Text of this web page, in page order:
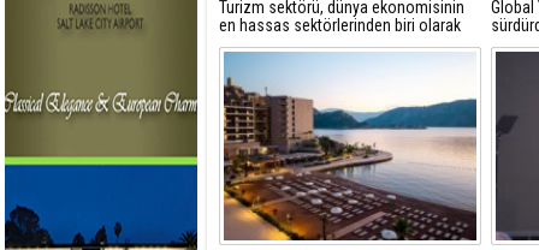
Turizm sektörü, dünya ekonomisinin
en hassas sektörlerinden biri olarak
görülür
Global
yüzde